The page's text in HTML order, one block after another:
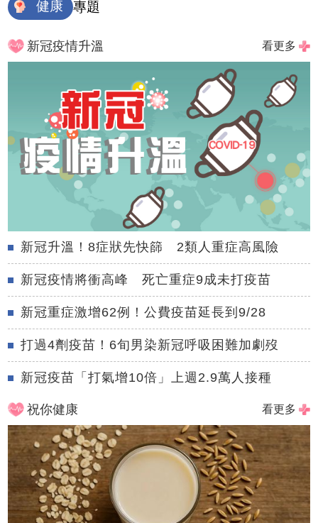
健康 專題
新冠疫情升溫 看更多
新冠升溫！8症狀先快篩 2類人重症高風險
新冠疫情將衝高峰 死亡重症9成未打疫苗
新冠重症激增62例！公費疫苗延長到9/28
打過4劑疫苗！6旬男染新冠呼吸困難加劇歿
新冠疫苗「打氣增10倍」上週2.9萬人接種
祝你健康 看更多